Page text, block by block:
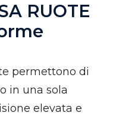
RUOTE
permettono di
in una sola
elevata e